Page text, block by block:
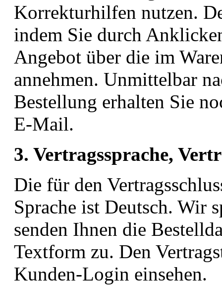
Korrekturhilfen nutzen.
indem Sie durch
Angebot über die im
annehmen. Unmittelbar
Bestellung erhalten Sie
E-Mail.
3. Vertragssprache,
Die für den
Sprache ist Deutsch. Wir
senden Ihnen die
Textform zu. Den
Kunden-Login einsehen.